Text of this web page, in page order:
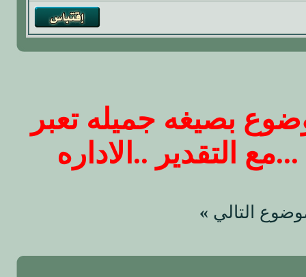
بصيغه جميله تعبر
التقدير ..الاداره
التالي »